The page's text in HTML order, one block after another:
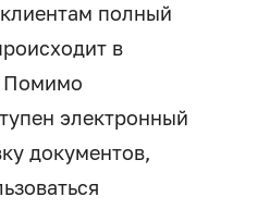
полный
в
Помимо
электронный
документов,